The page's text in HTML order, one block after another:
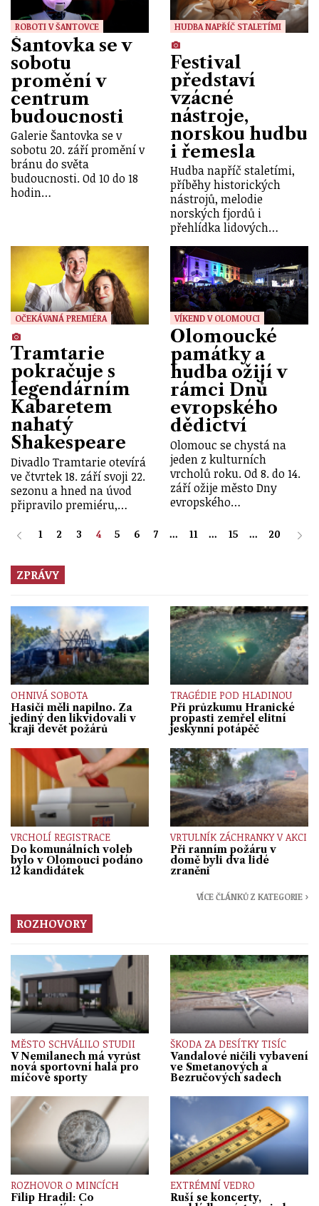
ROBOTI V ŠANTOVCE
Šantovka se v
sobotu
promění v
centrum
budoucnosti
Galerie Šantovka se v
sobotu 20. září promění v
bránu do světa
budoucnosti. Od 10 do 18
hodin…
HUDBA NAPŘÍČ STALETÍMI
Festival
představí
vzácné
nástroje,
norskou hudbu
i řemesla
Hudba napříč staletími,
příběhy historických
nástrojů, melodie
norských fjordů i
přehlídka lidových…
OČEKÁVANÁ PREMIÉRA
Tramtarie
pokračuje s
legendárním
Kabaretem
nahatý
Shakespeare
Divadlo Tramtarie otevírá
ve čtvrtek 18. září svoji 22.
sezonu a hned na úvod
připravilo premiéru,…
VÍKEND V OLOMOUCI
Olomoucké
památky a
hudba ožijí v
rámci Dnů
evropského
dědictví
Olomouc se chystá na
jeden z kulturních
vrcholů roku. Od 8. do 14.
září ožije město Dny
evropského…
1 2 3 4 5 6 7 ... 11 ... 15 ... 20
ZPRÁVY
OHNIVÁ SOBOTA
Hasiči měli napilno. Za
jediný den likvidovali v
kraji devět požárů
TRAGÉDIE POD HLADINOU
Při průzkumu Hranické
propasti zemřel elitní
jeskynní potápěč
VRCHOLÍ REGISTRACE
Do komunálních voleb
bylo v Olomouci podáno
12 kandidátek
VRTULNÍK ZÁCHRANKY V AKCI
Při ranním požáru v
domě byli dva lidé
zraněni
VÍCE ČLÁNKŮ Z KATEGORIE ›
ROZHOVORY
MĚSTO SCHVÁLILO STUDII
V Nemilanech má vyrůst
nová sportovní hala pro
míčové sporty
ŠKODA ZA DESÍTKY TISÍC
Vandalové ničili vybavení
ve Smetanových a
Bezručových sadech
ROZHOVOR O MINCÍCH
Filip Hradil: Co
EXTRÉMNÍ VEDRO
Ruší se koncerty,